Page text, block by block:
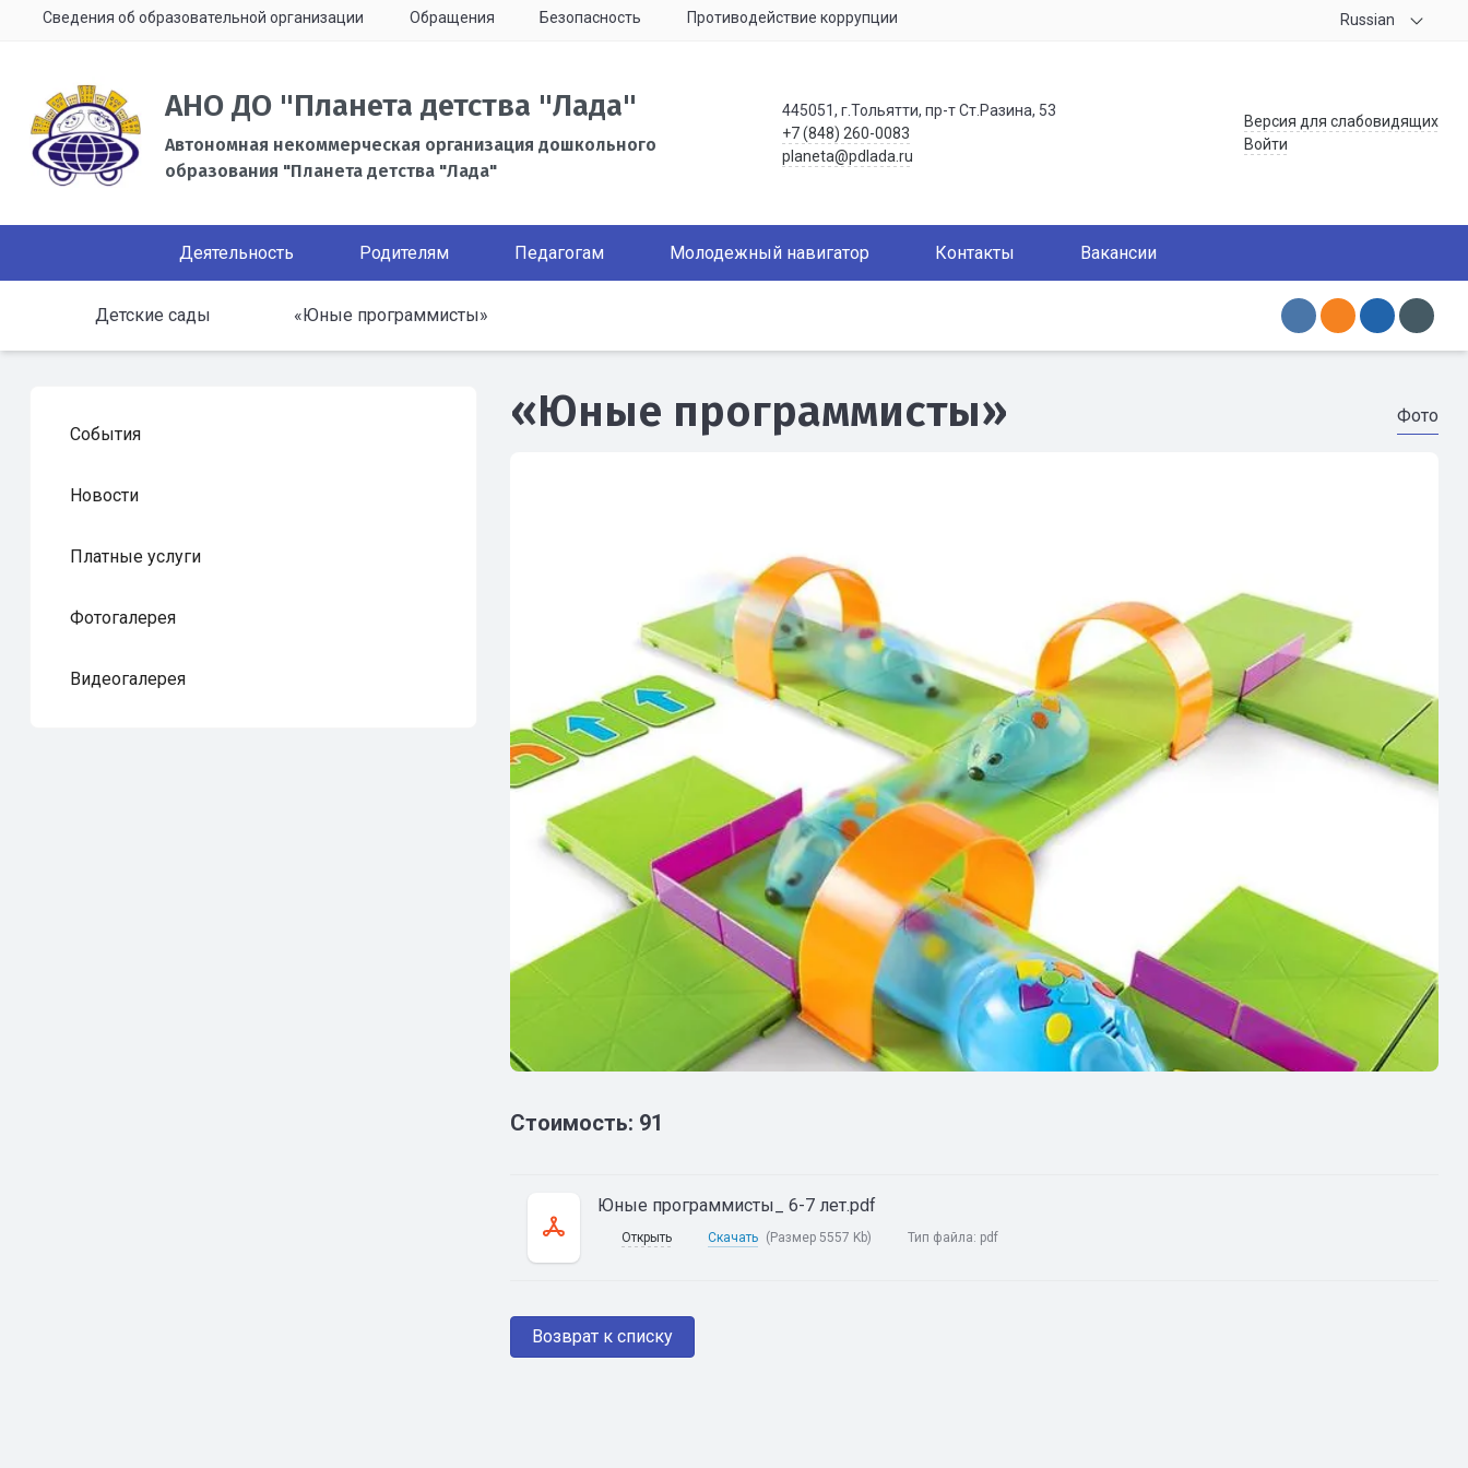
Сведения об образовательной организации Обращения Безопасность Противодействие коррупции Russian
АНО ДО "Планета детства "Лада"
Автономная некоммерческая организация дошкольного
образования "Планета детства "Лада"
445051, г.Тольятти, пр-т Ст.Разина, 53
+7 (848) 260-0083
planeta@pdlada.ru
Версия для слабовидящих
Войти
Деятельность Родителям Педагогам Молодежный навигатор Контакты Вакансии
Детские сады «Юные программисты»
События
Новости
Платные услуги
Фотогалерея
Видеогалерея
«Юные программисты» Фото
Стоимость: 91
Юные программисты_ 6-7 лет.pdf
Открыть Скачать (Размер 5557 Kb) Тип файла: pdf
Возврат к списку